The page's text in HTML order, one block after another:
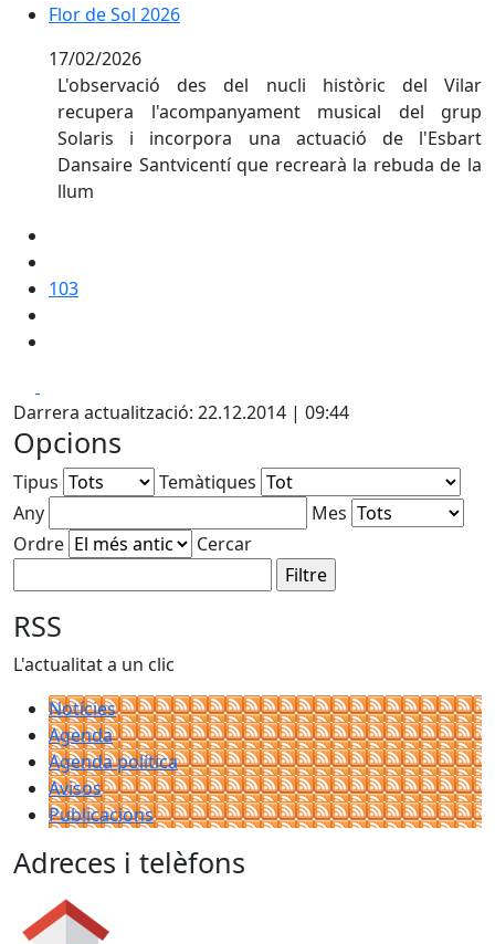
Flor de Sol 2026
Flor de Sol 2026
17/02/2026
L'observació des del nucli històric del Vilar
recupera l'acompanyament musical del grup
Solaris i incorpora una actuació de l'Esbart
Dansaire Santvicentí que recrearà la rebuda de la
llum
103
Darrera actualització: 22.12.2014 | 09:44
Opcions
Tipus
Temàtiques
Any
Mes
Ordre
Cercar
RSS
L'actualitat a un clic
Notícies
Agenda
Agenda política
Avisos
Publicacions
Adreces i telèfons